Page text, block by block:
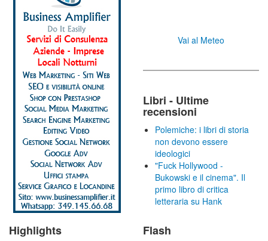
Highlights
Vai al Meteo
Libri - Ultime
recensioni
Polemiche: i libri di storia
non devono essere
ideologici
"Fuck Hollywood -
Bukowski e il cinema". Il
primo libro di critica
letteraria su Hank
Flash